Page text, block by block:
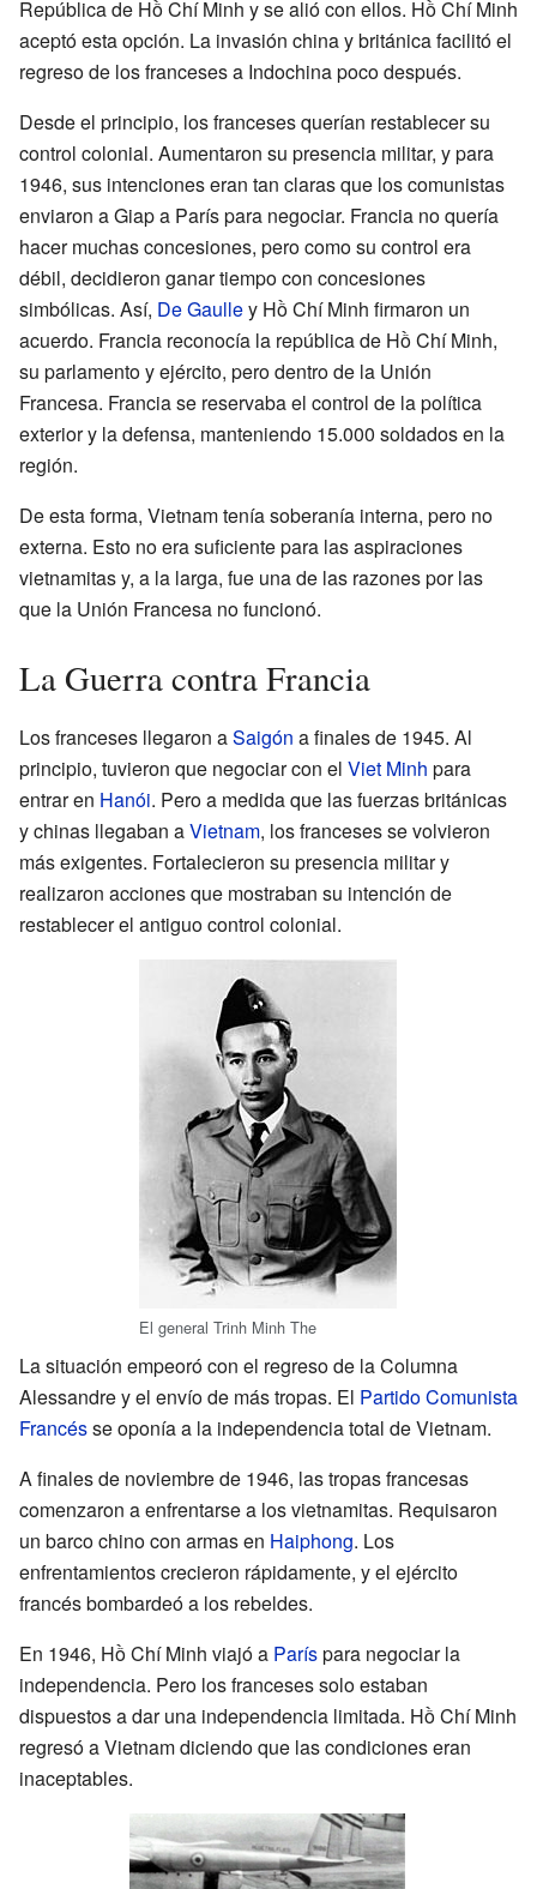
República de Hồ Chí Minh y se alió con ellos. Hồ Chí Minh
aceptó esta opción. La invasión china y británica facilitó el
regreso de los franceses a Indochina poco después.
Desde el principio, los franceses querían restablecer su
control colonial. Aumentaron su presencia militar, y para
1946, sus intenciones eran tan claras que los comunistas
enviaron a Giap a París para negociar. Francia no quería
hacer muchas concesiones, pero como su control era
débil, decidieron ganar tiempo con concesiones
simbólicas. Así, De Gaulley Hồ Chí Minh firmaron un
acuerdo. Francia reconocía la república de Hồ Chí Minh,
su parlamento y ejército, pero dentro de la Unión
Francesa. Francia se reservaba el control de la política
exterior y la defensa, manteniendo 15.000 soldados en la
región.
De esta forma, Vietnam tenía soberanía interna, pero no
externa. Esto no era suficiente para las aspiraciones
vietnamitas y, a la larga, fue una de las razones por las
que la Unión Francesa no funcionó.
La Guerra contra Francia
Los franceses llegaron aSaigón a finales de 1945. Al
principio, tuvieron que negociar con el Viet Minh para
entrar en Hanói. Pero a medida que las fuerzas británicas
y chinas llegaban aVietnam, los franceses se volvieron
más exigentes. Fortalecieron su presencia militar y
realizaron acciones que mostraban su intención de
restablecer el antiguo control colonial.
El general Trinh Minh The
La situación empeoró con el regreso de la Columna
Alessandre y el envío de más tropas. El Partido Comunista
Francésse oponía a la independencia total de Vietnam.
A finales de noviembre de 1946, las tropas francesas
comenzaron a enfrentarse a los vietnamitas. Requisaron
un barco chino con armas en Haiphong. Los
enfrentamientos crecieron rápidamente, y el ejército
francés bombardeó a los rebeldes.
En 1946, Hồ Chí Minh viajó a Paríspara negociar la
independencia. Pero los franceses solo estaban
dispuestos a dar una independencia limitada. Hồ Chí Minh
regresó a Vietnam diciendo que las condiciones eran
inaceptables.